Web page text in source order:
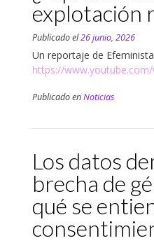
explotación
Publicado el26 junio, 2026
Un reportaje de
https://www.youtube.com/
Publicado enNoticias
Los datos
brecha de
qué se